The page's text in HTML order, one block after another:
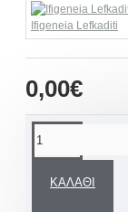
0,00€
Ifigeneia Lefkaditi
ΚΑΛΆΘΙ